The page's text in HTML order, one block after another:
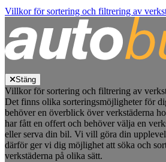
Villkor för sortering och filtrering av
Stäng
Villkor för sortering och filtrering av
Det finns olika sorteringsmöjligheter för
behöver en överblick över verkstäderna
har fått en offert och behöver välja en
eller serva din bil. Vi vill göra din
därför ger vi dig möjlighet att söka och
verkstäderna på olika sätt.